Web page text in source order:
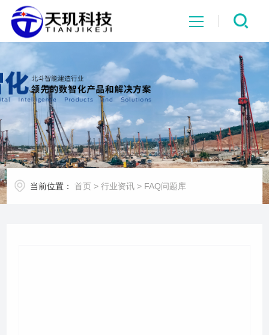
网站首页
系统中心
解决方案
项目案例
当前位置： 首页 >行业资讯 > FAQ问题库